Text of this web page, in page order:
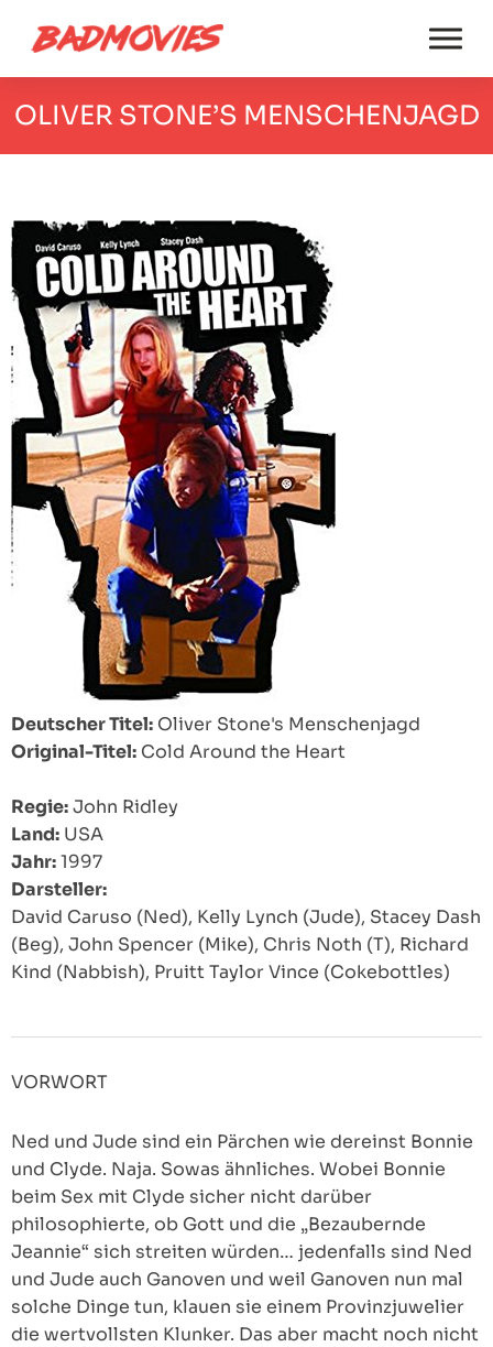
OLIVER STONE’S MENSCHENJAGD
Deutscher Titel: Oliver Stone's Menschenjagd
Original-Titel: Cold Around the Heart
Regie:John Ridley
Land: USA
Jahr:1997
Darsteller:
David Caruso (Ned), Kelly Lynch (Jude), Stacey Dash
(Beg), John Spencer (Mike), Chris Noth (T), Richard
Kind (Nabbish), Pruitt Taylor Vince (Cokebottles)
VORWORT
Ned und Jude sind ein Pärchen wie dereinst Bonnie
und Clyde. Naja. Sowas ähnliches. Wobei Bonnie
beim Sex mit Clyde sicher nicht darüber
philosophierte, ob Gott und die „Bezaubernde
Jeannie“ sich streiten würden… jedenfalls sind Ned
und Jude auch Ganoven und weil Ganoven nun mal
solche Dinge tun, klauen sie einem Provinzjuwelier
die wertvollsten Klunker. Das aber macht noch nicht